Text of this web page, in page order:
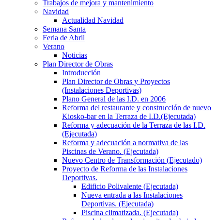
Trabajos de mejora y mantenimiento
Navidad
Actualidad Navidad
Semana Santa
Feria de Abril
Verano
Noticias
Plan Director de Obras
Introducción
Plan Director de Obras y Proyectos
(Instalaciones Deportivas)
Plano General de las I.D. en 2006
Reforma del restaurante y construcción de nuevo
Kiosko-bar en la Terraza de I.D.(Ejecutada)
Reforma y adecuación de la Terraza de las I.D.
(Ejecutada)
Reforma y adecuación a normativa de las
Piscinas de Verano. (Ejecutada)
Nuevo Centro de Transformación (Ejecutado)
Proyecto de Reforma de las Instalaciones
Deportivas.
Edificio Polivalente (Ejecutada)
Nueva entrada a las Instalaciones
Deportivas. (Ejecutada)
Piscina climatizada. (Ejecutada)